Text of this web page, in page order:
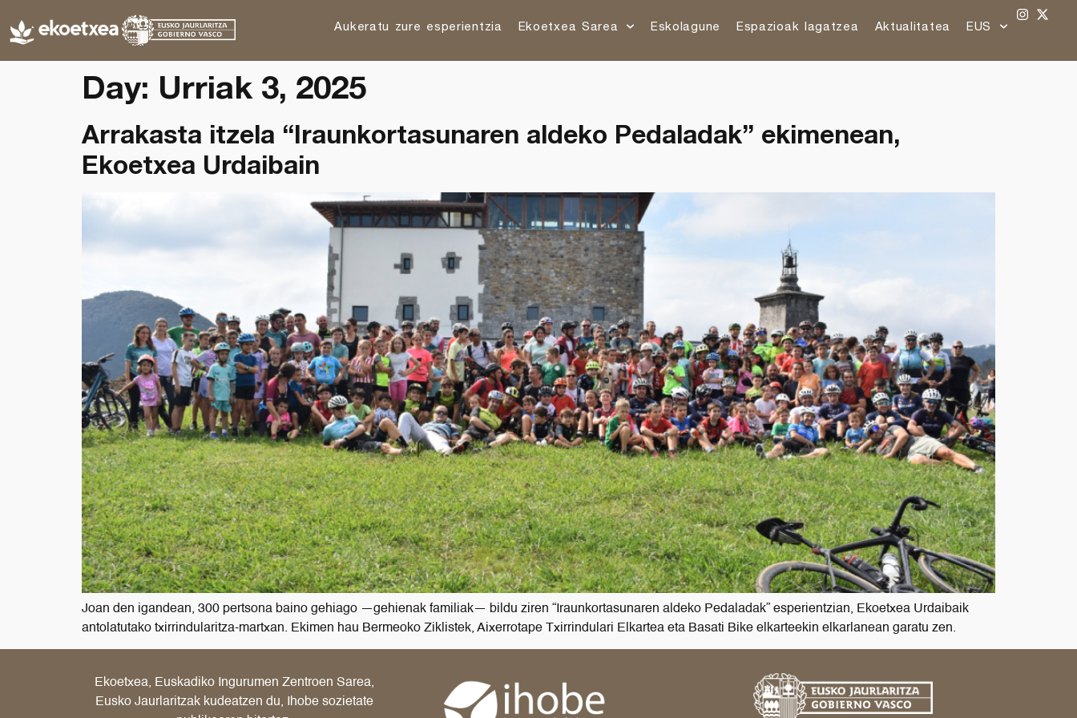
Aukeratu zure esperientzia Ekoetxea Sarea Eskolagune Espazioak lagatzea Aktualitatea EUS
Day: Urriak 3, 2025
Arrakasta itzela “Iraunkortasunaren aldeko Pedaladak” ekimenean,
Ekoetxea Urdaibain
Joan den igandean, 300 pertsona baino gehiago —gehienak familiak— bildu ziren “Iraunkortasunaren aldeko Pedaladak” esperientzian, Ekoetxea Urdaibaik
antolatutako txirrindularitza-martxan. Ekimen hau Bermeoko Ziklistek, Aixerrotape Txirrindulari Elkartea eta Basati Bike elkarteekin elkarlanean garatu zen.
Ekoetxea, Euskadiko Ingurumen Zentroen Sarea,
Eusko Jaurlaritzak kudeatzen du, Ihobe sozietate